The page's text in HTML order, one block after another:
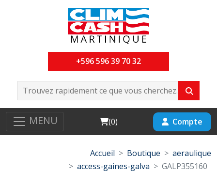
+596 596 39 70 32
MENU Cart
(0) Compte
Accueil Boutique
aeraulique
access-gaines-galva
GALP355160